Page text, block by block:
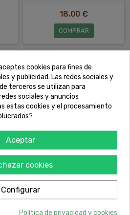
18,00 €
COMPRAR
cookies para fines de
y publicidad. Las redes sociales y
terceros se utilizan para
sociales y anuncios
estas cookies y el procesamiento
Aceptar
cookies
Configurar
Política de privacidad y cookies